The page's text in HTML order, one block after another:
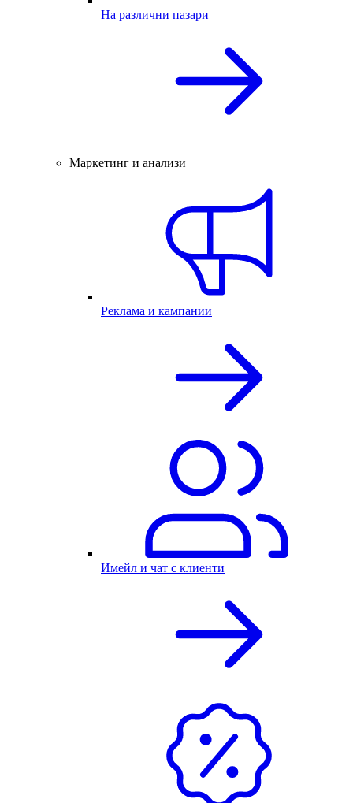
На различни пазари
Маркетинг и анализи
Реклама и кампании
Имейл и чат с клиенти